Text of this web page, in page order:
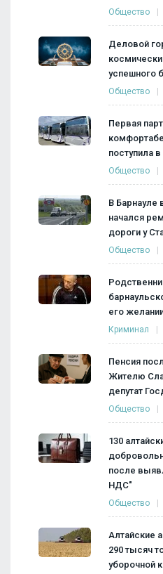
Общество
Деловой
успешного
Общество
Первая
поступила
Общество
В Барнауле
начался
дороги у
Общество
его
Криминал
Пенсия
Жителю
депутат
Общество
130
после
НДС"
Общество
Алтайские
290 тысяч
уборочной